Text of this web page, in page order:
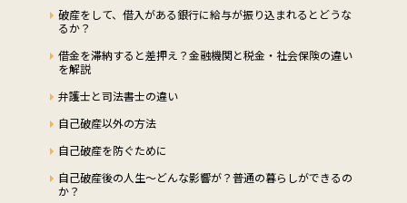
破産をして、借入がある銀行に給与が振り込まれるとどうな
るか？
借金を滞納すると差押え？金融機関と税金・社会保険の違い
を解説
弁護士と司法書士の違い
自己破産以外の方法
自己破産を防ぐために
自己破産後の人生～どんな影響が？普通の暮らしができるの
か？